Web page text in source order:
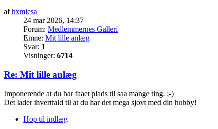
afhxmiesa
24 mar 2026, 14:37
Forum: Medlemmernes Galleri
Emne: Mit lille anlæg
Svar: 1
Visninger: 6714
Re: Mit lille anlæg
Imponerende at du har faaet plads til saa mange ting. ;-)
Det lader ihvertfald til at du har det mega sjovt med din hobby!
Hop til indlæg